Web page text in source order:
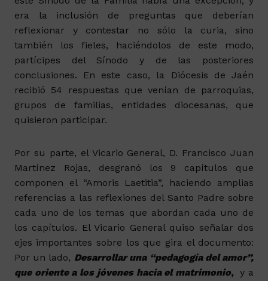
era la inclusión de preguntas que deberían
reflexionar y contestar no sólo la curia, sino
también los fieles, haciéndolos de este modo,
partícipes del Sínodo y de las posteriores
conclusiones. En este caso, la Diócesis de Jaén
recibió 54 respuestas que venían de parroquias,
grupos de familias, entidades diocesanas, que
quisieron participar.
Por su parte, el Vicario General, D. Francisco Juan
Martínez Rojas, desgranó los 9 capítulos que
componen el “Amoris Laetitia”, haciendo amplias
referencias a las reflexiones del Santo Padre sobre
cada uno de los temas que abordan cada uno de
los capítulos. El Vicario General quiso señalar dos
ejes importantes sobre los que gira el documento:
Por un lado, Desarrollar una “pedagogía del amor”,
que oriente a los jóvenes hacia el matrimonio, y a